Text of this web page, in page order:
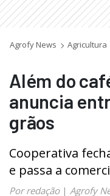
Agrofy News Agricultura
Além do
anuncia
grãos
Cooperativa
e passa a
Por redação| Agrofy